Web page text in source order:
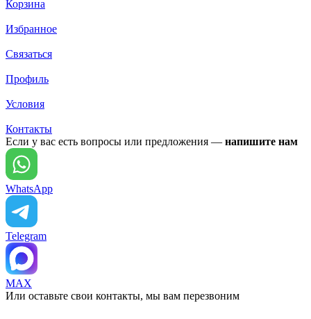
Корзина
Избранное
Связаться
Профиль
Условия
Контакты
Если у вас есть вопросы или предложения — напишите нам
WhatsApp
Telegram
MAX
Или оставьте свои контакты, мы вам перезвоним